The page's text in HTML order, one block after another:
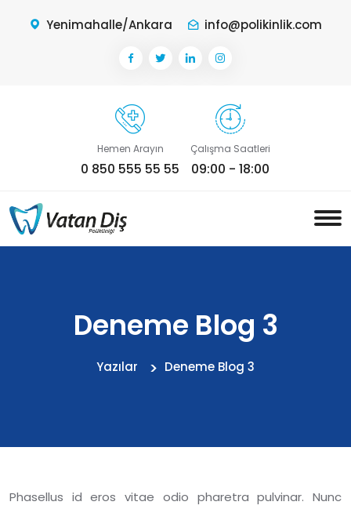
Yenimahalle/Ankara info@polikinlik.com
Hemen Arayın
0 850 555 55 55
Çalışma Saatleri
09:00 - 18:00
Deneme Blog 3
Yazılar Deneme Blog 3
Phasellus id eros vitae odio pharetra pulvinar. Nunc